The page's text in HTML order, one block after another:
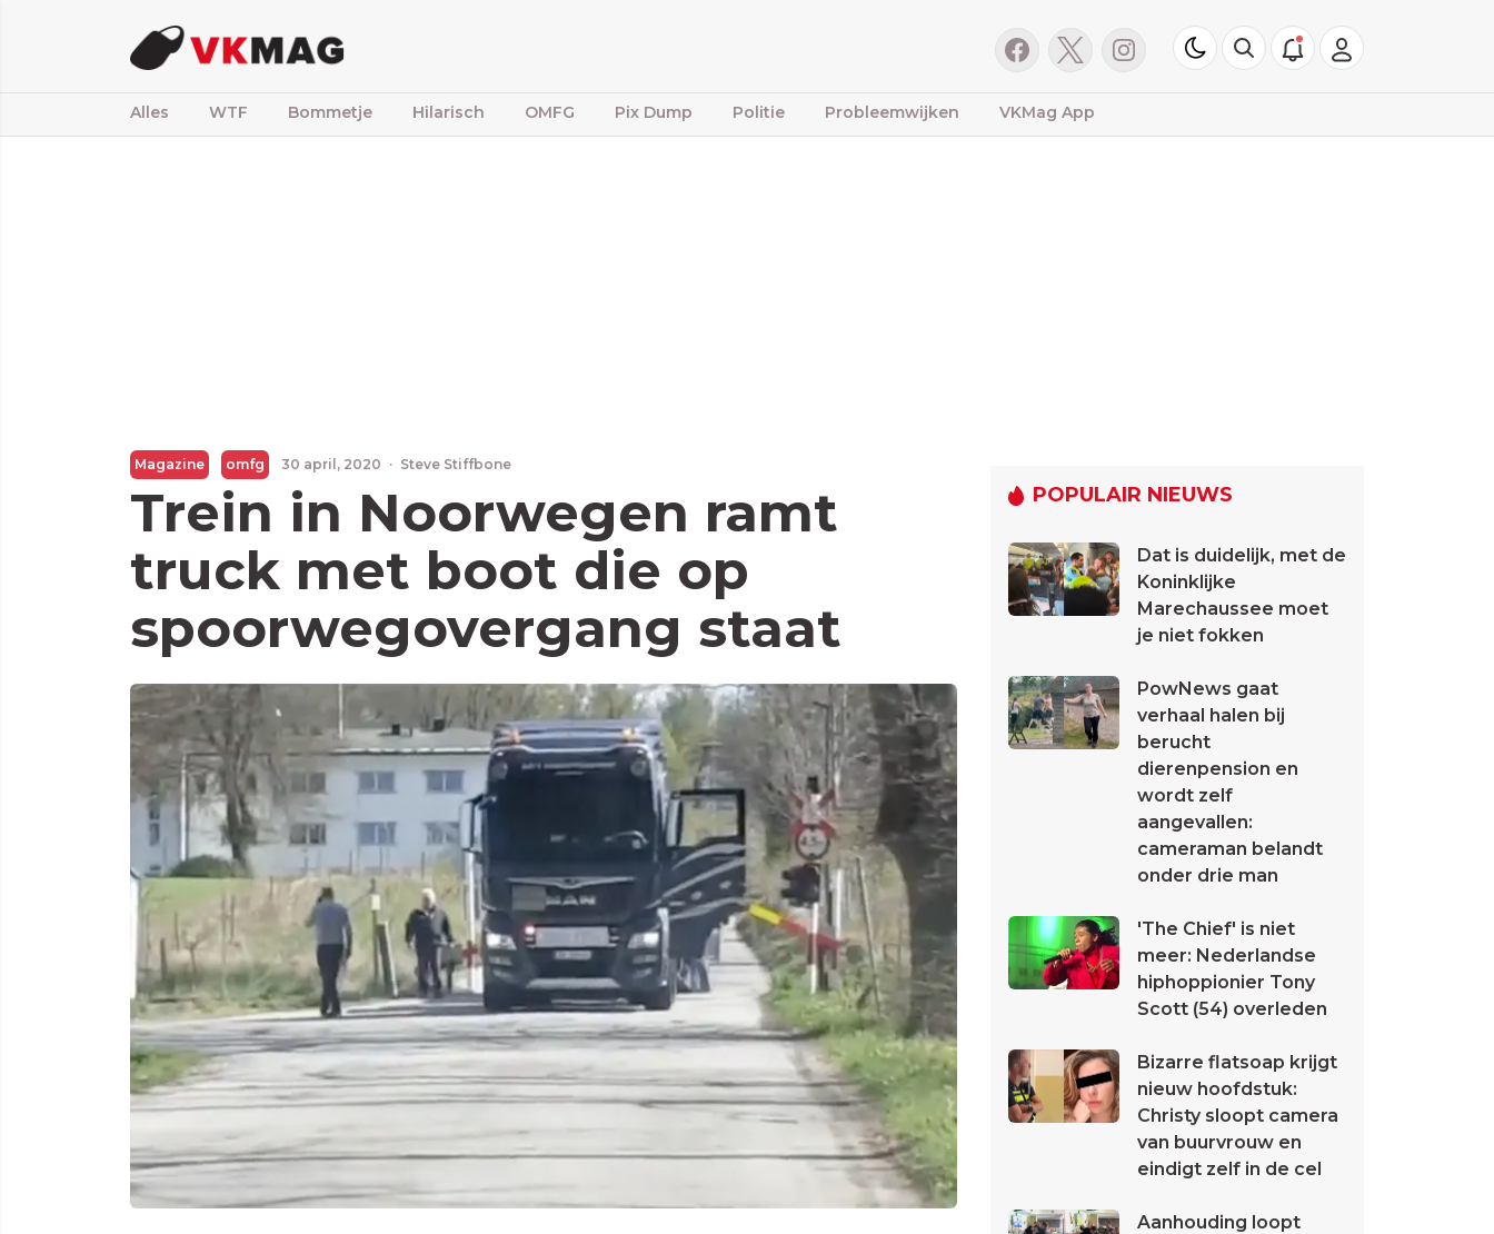
Alles WTF Bommetje Hilarisch OMFG Pix Dump Politie Probleemwijken VKMag App
Magazine omfg 30 april, 2020 · Steve Stiffbone
Trein in Noorwegen ramt
truck met boot die op
spoorwegovergang staat
POPULAIR NIEUWS
Dat is duidelijk, met de
Koninklijke
Marechaussee moet
je niet fokken
PowNews gaat
verhaal halen bij
berucht
dierenpension en
wordt zelf
aangevallen:
cameraman belandt
onder drie man
'The Chief' is niet
meer: Nederlandse
hiphoppionier Tony
Scott (54) overleden
Bizarre flatsoap krijgt
nieuw hoofdstuk:
Christy sloopt camera
van buurvrouw en
eindigt zelf in de cel
Aanhouding loopt